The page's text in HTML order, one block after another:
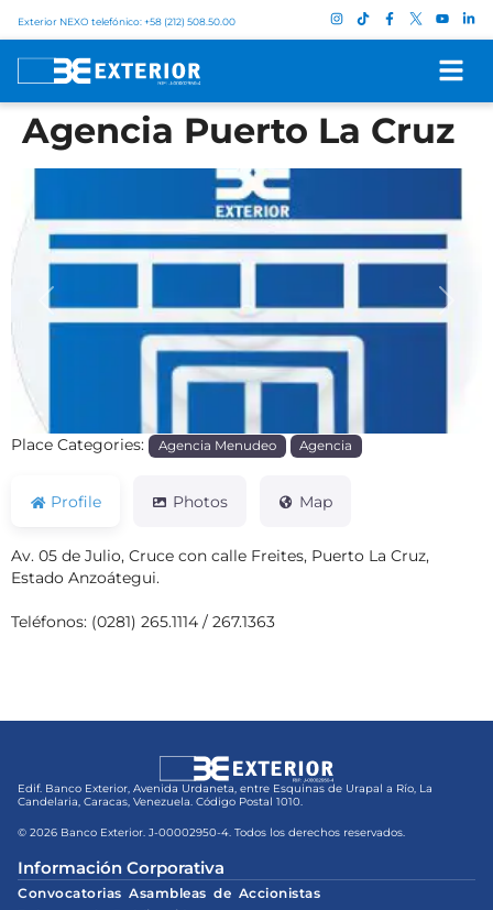
Exterior NEXO telefónico: +58 (212) 508.50.00
Agencia Puerto La Cruz
Previous Next
Place Categories: Agencia Menudeo Agencia
Profile Photos Map
Av. 05 de Julio, Cruce con calle Freites, Puerto La Cruz,
Estado Anzoátegui.
Teléfonos: (0281) 265.1114 / 267.1363
Edif. Banco Exterior, Avenida Urdaneta, entre Esquinas de Urapal a Río, La
Candelaria, Caracas, Venezuela. Código Postal 1010.
© 2026 Banco Exterior. J-00002950-4. Todos los derechos reservados.
Información Corporativa
Convocatorias Asambleas de Accionistas